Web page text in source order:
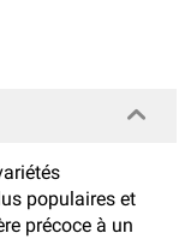
populaires et
précoce à un